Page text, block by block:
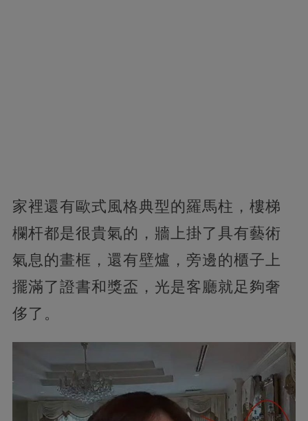
家裡還有歐式風格典型的羅馬柱，樓梯
欄杆都是很貴氣的，牆上掛了具有藝術
氣息的畫框，還有壁爐，旁邊的櫃子上
擺滿了證書和獎盃，光是客廳就足夠奢
侈了。